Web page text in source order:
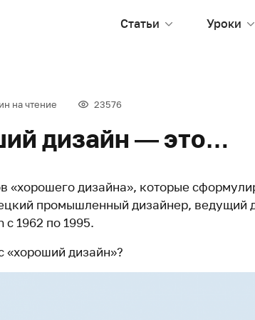
Статьи Уроки
на чтение 23576
дизайн — это…
«хорошего дизайна», которые
промышленный дизайнер, ведущий
1962 по 1995.
«хороший дизайн»?